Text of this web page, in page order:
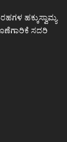
ಹಕ್ಕುಸ್ವಾಮ್ಯ
ಸದರಿ